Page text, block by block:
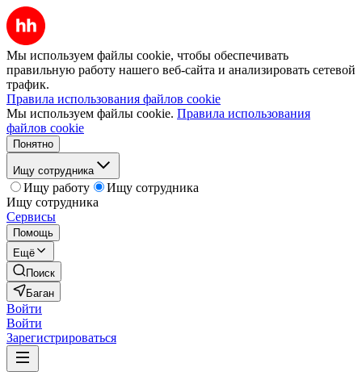
Мы используем файлы cookie, чтобы обеспечивать
правильную работу нашего веб-сайта и анализировать сетевой
трафик.
Правила использования файлов cookie
Мы используем файлы cookie. Правила использования
файлов cookie
Понятно
Ищу сотрудника
Ищу работу
Ищу сотрудника
Ищу сотрудника
Сервисы
Помощь
Ещё
Поиск
Баган
Войти
Войти
Зарегистрироваться